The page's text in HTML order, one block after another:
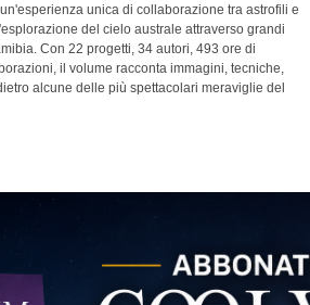
unica di collaborazione tra astrofili e
del cielo australe attraverso grandi
Con 22 progetti, 34 autori, 493 ore di
il volume racconta immagini, tecniche,
alcune delle più spettacolari meraviglie del